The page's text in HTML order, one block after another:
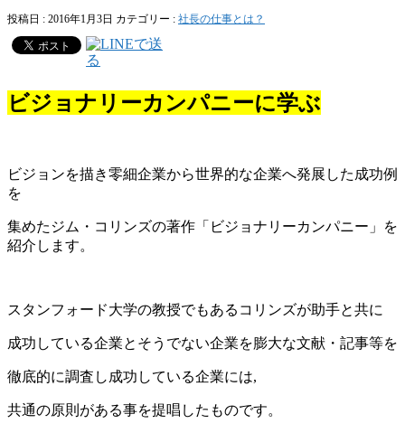
投稿日 : 2016年1月3日 カテゴリー : 社長の仕事とは？
ビジョナリーカンパニーに学ぶ
ビジョンを描き零細企業から世界的な企業へ発展した成功例
を
集めたジム・コリンズの著作「ビジョナリーカンパニー」を
紹介します。
スタンフォード大学の教授でもあるコリンズが助手と共に
成功している企業とそうでない企業を膨大な文献・記事等を
徹底的に調査し成功している企業には,
共通の原則がある事を提唱したものです。